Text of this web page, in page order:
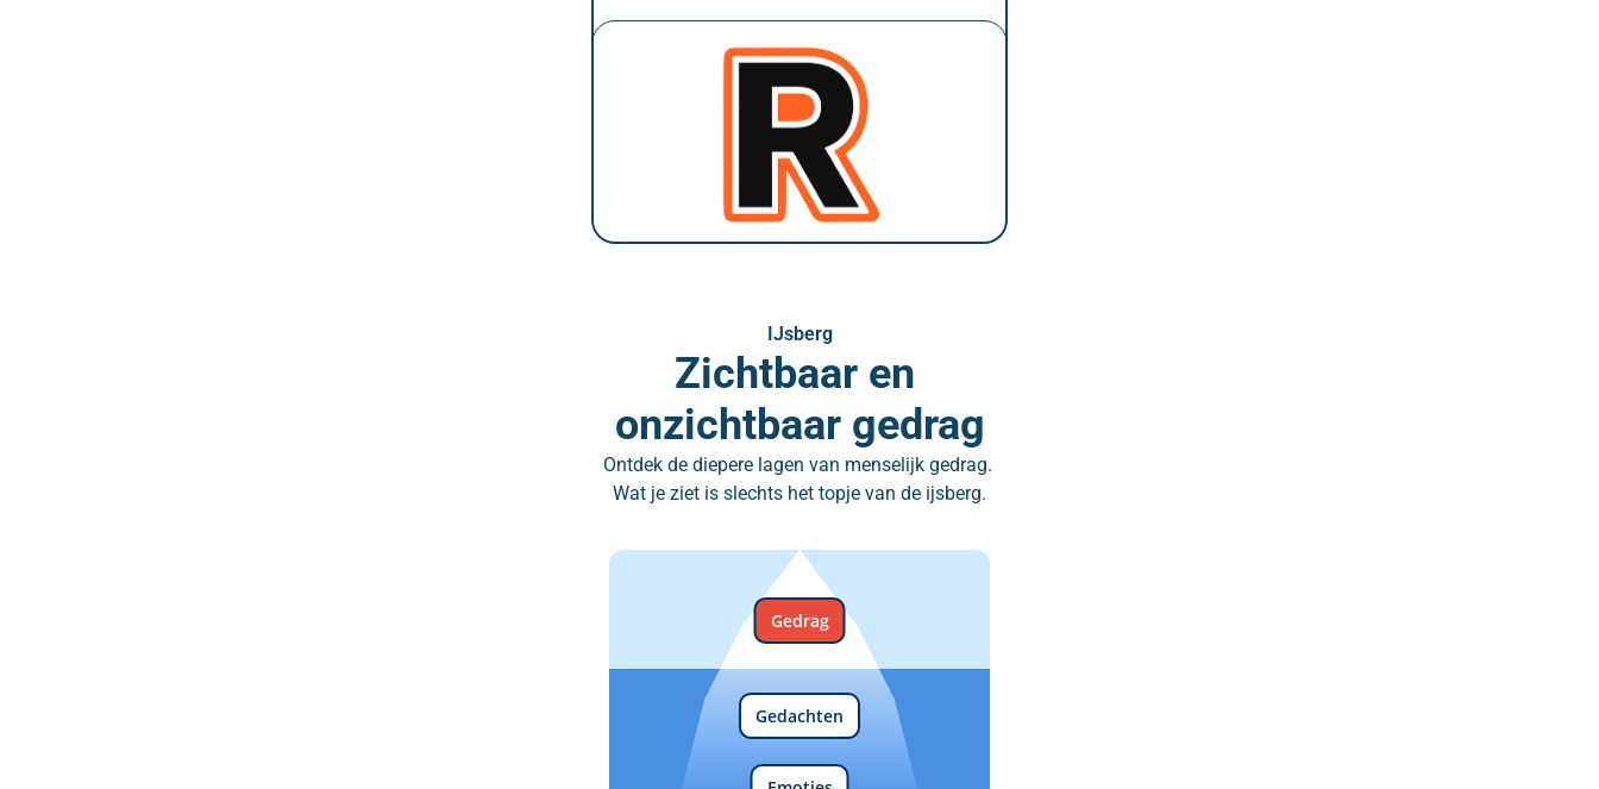
IJsberg
Zichtbaar en
onzichtbaar gedrag
Ontdek de diepere lagen van menselijk gedrag.
Wat je ziet is slechts het topje van de ijsberg.
Gedrag
Gedachten